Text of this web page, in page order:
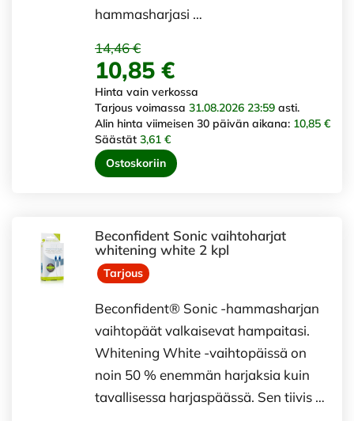
hammasharjasi …
14,46 €
10,85 €
Hinta vain verkossa
Tarjous voimassa 31.08.2026 23:59 asti.
Alin hinta viimeisen 30 päivän aikana: 10,85 €
Säästät 3,61 €
Ostoskoriin
Beconfident Sonic vaihtoharjat
whitening white 2 kpl
Tarjous
Beconfident® Sonic -hammasharjan
vaihtopäät valkaisevat hampaitasi.
Whitening White -vaihtopäissä on
noin 50 % enemmän harjaksia kuin
tavallisessa harjaspäässä. Sen tiivis …